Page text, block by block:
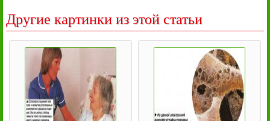
Другие картинки из этой статьи